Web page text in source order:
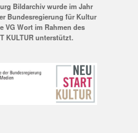
Bildarchiv wurde im Jahr
Bundesregierung für Kultur
VG Wort im Rahmen des
KULTUR unterstützt.